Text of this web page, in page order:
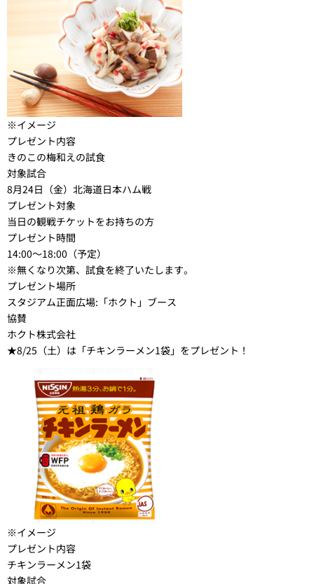
※イメージ
プレゼント内容
きのこの梅和えの試食
対象試合
8月24日（金）北海道日本ハム戦
プレゼント対象
当日の観戦チケットをお持ちの方
プレゼント時間
14:00～18:00（予定）
※無くなり次第、試食を終了いたします。
プレゼント場所
スタジアム正面広場:「ホクト」ブース
協賛
ホクト株式会社
★8/25（土）は「チキンラーメン1袋」をプレゼント！
※イメージ
プレゼント内容
チキンラーメン1袋
対象試合